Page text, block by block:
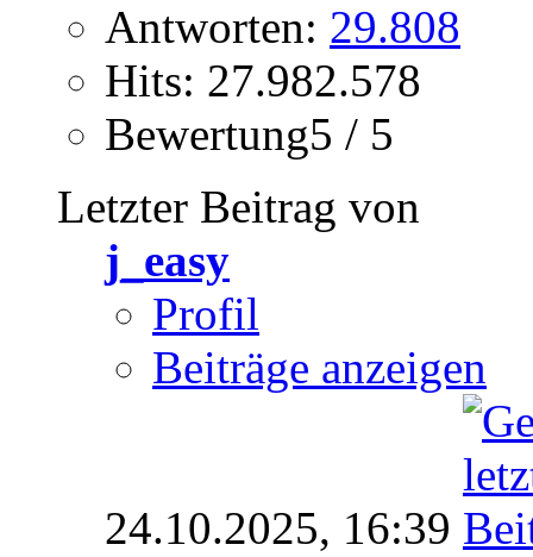
Antworten: 29.808
Hits: 27.982.578
Bewertung5 / 5
Letzter Beitrag von
j_easy
Profil
Beiträge anzeigen
24.10.2025, 16:39